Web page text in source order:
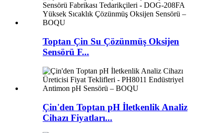
Toptan Çin Su Çözünmüş Oksijen
Sensörü F...
Çin'den Toptan pH İletkenlik Analiz
Cihazı Fiyatları...